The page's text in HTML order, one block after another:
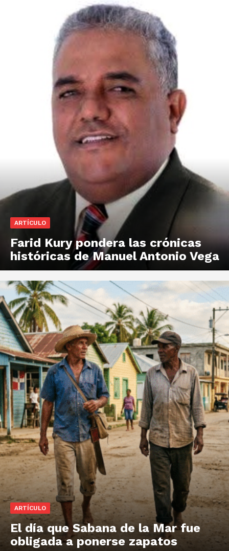
ARTÍCULO
Farid Kury pondera las crónicas
históricas de Manuel Antonio Vega
ARTÍCULO
El día que Sabana de la Mar fue
obligada a ponerse zapatos